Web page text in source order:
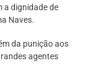
a dignidade de
Naves.
da punição aos
agentes